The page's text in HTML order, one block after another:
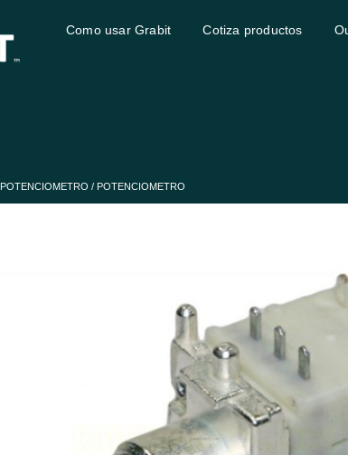
Como usar Grabit Cotiza productos
POTENCIOMETRO / POTENCIOMETRO